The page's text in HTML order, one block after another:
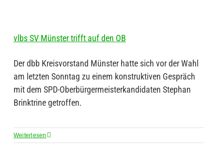
vlbs SV Münster trifft auf den OB
Der dbb Kreisvorstand Münster hatte sich vor der Wahl
am letzten Sonntag zu einem konstruktiven Gespräch
mit dem SPD-Oberbürgermeisterkandidaten Stephan
Brinktrine getroffen.
Weiterlesen